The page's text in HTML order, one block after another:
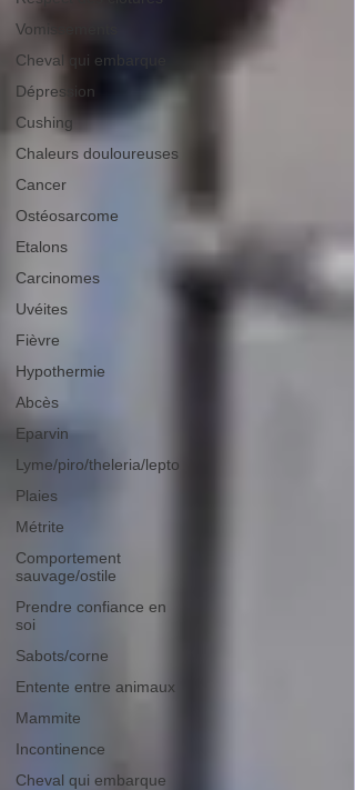
Vomissements
Cheval qui embarque
Dépression
Cushing
Chaleurs douloureuses
Cancer
Ostéosarcome
Etalons
Carcinomes
Uvéites
Fièvre
Hypothermie
Abcès
Eparvin
Lyme/piro/theleria/lepto
Plaies
Métrite
Comportement
sauvage/ostile
Prendre confiance en
soi
Sabots/corne
Entente entre animaux
Mammite
Incontinence
Cheval qui embarque